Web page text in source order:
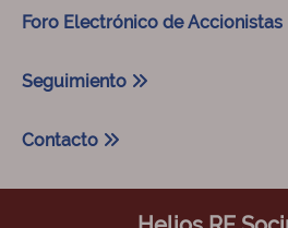
Foro Electrónico de Accionistas
Seguimiento
Contacto